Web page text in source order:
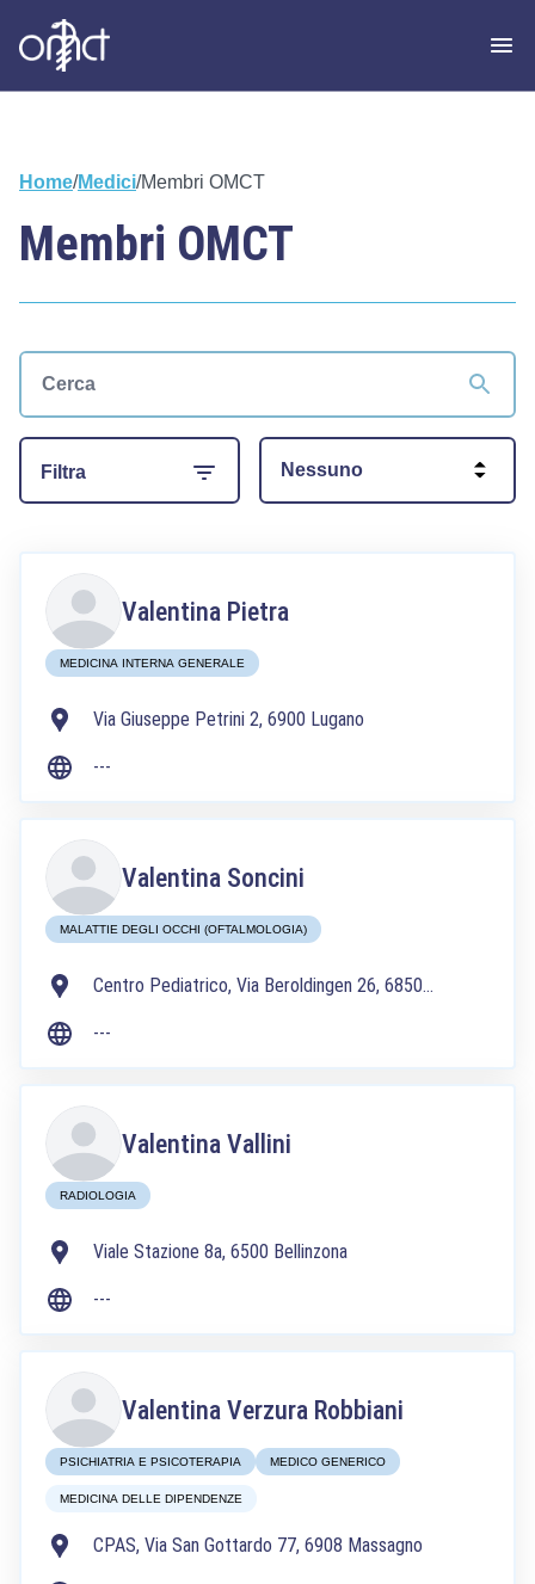
Home/Medici/Membri OMCT
Membri OMCT
Filtra Nessuno
Valentina Pietra
MEDICINA INTERNA GENERALE
Via Giuseppe Petrini 2, 6900 Lugano
---
Valentina Soncini
MALATTIE DEGLI OCCHI (OFTALMOLOGIA)
Centro Pediatrico, Via Beroldingen 26, 6850
---
Valentina Vallini
RADIOLOGIA
Viale Stazione 8a, 6500 Bellinzona
---
Valentina Verzura Robbiani
PSICHIATRIA E PSICOTERAPIA MEDICO GENERICO
MEDICINA DELLE DIPENDENZE
CPAS, Via San Gottardo 77, 6908 Massagno